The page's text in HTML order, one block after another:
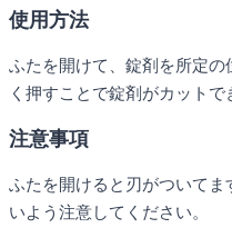
ー)
使用方法
ふたを開けて、錠剤を所定
く押すことで錠剤がカットで
注意事項
ふたを開けると刃がついて
いよう注意してください。